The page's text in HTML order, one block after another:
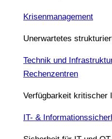
Krisenmanagement
Unerwartetes
Technik und
Rechenzentren
Verfügbarkeit kritischer
IT- &